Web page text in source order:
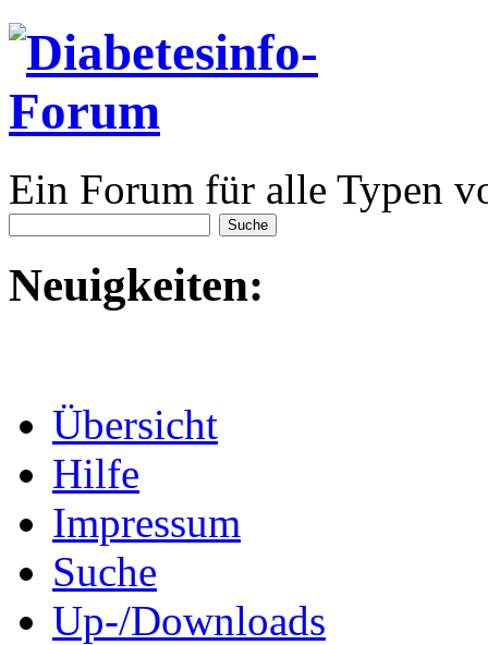
Ein Forum für alle Typen
Neuigkeiten:
Übersicht
Hilfe
Impressum
Suche
Up-/Downloads